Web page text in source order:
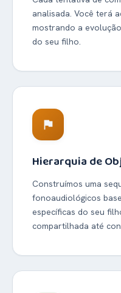
analisada. Você terá
mostrando a
do seu filho.
flag
Hierarquia de
Construímos uma
fonoaudiológicos
específicas do seu
compartilhada até